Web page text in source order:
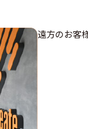
遠方のお客